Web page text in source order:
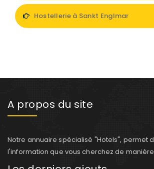
Hostellerie à Sankt Englmar
A propos du site
Notre annuaire spécialisé "Hotels", permet
l'information que vous cherchez de